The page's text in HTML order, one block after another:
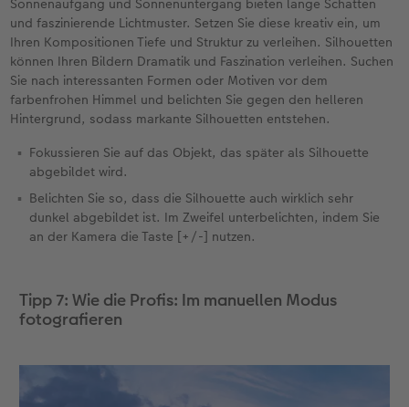
Sonnenaufgang und Sonnenuntergang bieten lange Schatten
und faszinierende Lichtmuster. Setzen Sie diese kreativ ein, um
Ihren Kompositionen Tiefe und Struktur zu verleihen. Silhouetten
können Ihren Bildern Dramatik und Faszination verleihen. Suchen
Sie nach interessanten Formen oder Motiven vor dem
farbenfrohen Himmel und belichten Sie gegen den helleren
Hintergrund, sodass markante Silhouetten entstehen.
Fokussieren Sie auf das Objekt, das später als Silhouette
abgebildet wird.
Belichten Sie so, dass die Silhouette auch wirklich sehr
dunkel abgebildet ist. Im Zweifel unterbelichten, indem Sie
an der Kamera die Taste [+/-] nutzen.
Tipp 7: Wie die Profis: Im manuellen Modus
fotografieren